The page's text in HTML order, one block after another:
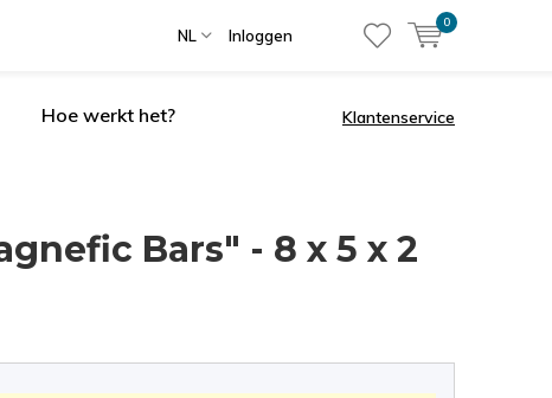
NL Inloggen
0
Hoe werkt het? Klantenservice
Bars" - 8 x 5 x 2